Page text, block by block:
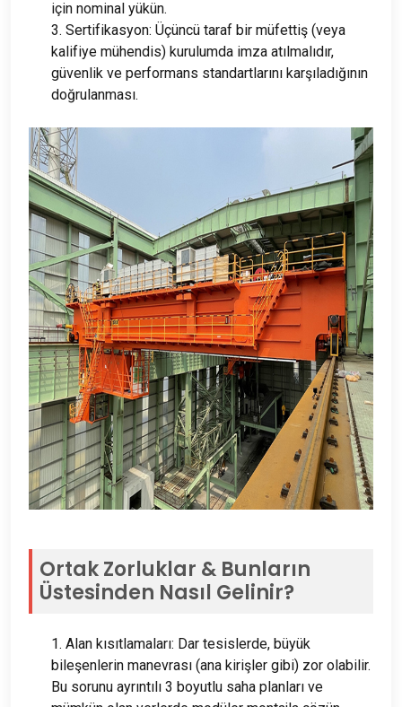
için nominal yükün.
3. Sertifikasyon: Üçüncü taraf bir müfettiş (veya
kalifiye mühendis) kurulumda imza atılmalıdır,
güvenlik ve performans standartlarını karşıladığının
doğrulanması.
Ortak Zorluklar & Bunların
Üstesinden Nasıl Gelinir?
1. Alan kısıtlamaları: Dar tesislerde, büyük
bileşenlerin manevrası (ana kirişler gibi) zor olabilir.
Bu sorunu ayrıntılı 3 boyutlu saha planları ve